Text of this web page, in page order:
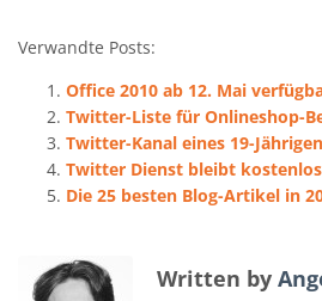
Verwandte Posts:
Office 2010 ab 12. Mai
Twitter-Liste für Onlineshop-
Twitter-Kanal eines 19-
Twitter Dienst bleibt kostenlos
Die 25 besten Blog-Artikel in
Written by